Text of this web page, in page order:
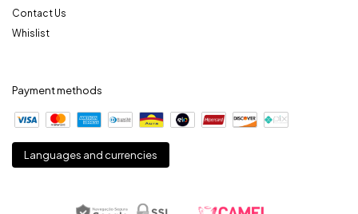
Contact Us
Whislist
Payment methods
Languages and currencies